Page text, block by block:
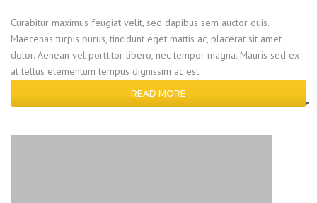
Curabitur maximus feugiat velit, sed dapibus sem auctor quis.
Maecenas turpis purus, tincidunt eget mattis ac, placerat sit amet
dolor. Aenean vel porttitor libero, nec tempor magna. Mauris sed ex
at tellus elementum tempus dignissim ac est.
READ MORE